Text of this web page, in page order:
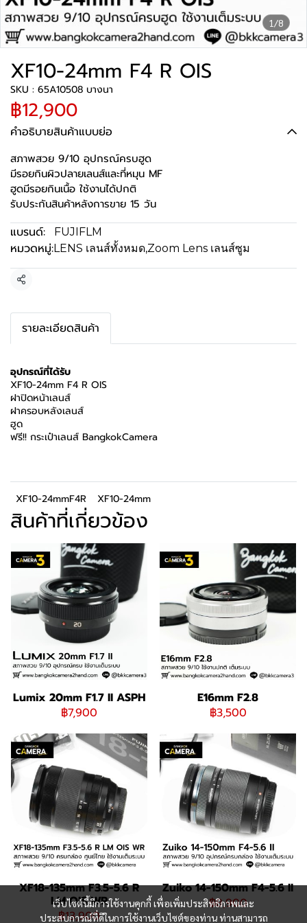
1/8
XF10-24mm F4 R OIS
SKU : 65A10508 บางนา
฿12,900
คำอธิบายสินค้าแบบย่อ
สภาพสวย 9/10 อุปกรณ์ครบฮูด
มีรอยกินผิวปลายเลนส์และที่หมุน MF
ฮูดมีรอยกินเนื้อ ใช้งานได้ปกติ
รับประกันสินค้าหลังการขาย 15 วัน
แบรนด์: FUJIFLM
หมวดหมู่:LENS เลนส์ทั้งหมด,Zoom Lens เลนส์ซูม
แชร์
รายละเอียดสินค้า
อุปกรณ์ที่ได้รับ
XF10-24mm F4 R OIS
ฝาปิดหน้าเลนส์
ฝาครอบหลังเลนส์
ฮูด
ฟรี!! กระเป๋าเลนส์ BangkokCamera
XF10-24mmF4R XF10-24mm
สินค้าที่เกี่ยวข้อง
Lumix 20mm F1.7 II ASPH
฿7,900
E16mm F2.8
฿3,500
XF18-135mm F3.5-5.6 R
LM OIS WR
฿13,900
Zuiko 14-150mm F4-5.6 II
฿8,900
เว็บไซต์นี้มีการใช้งานคุกกี้ เพื่อเพิ่มประสิทธิภาพและ
ประสบการณ์ที่ดีในการใช้งานเว็บไซต์ของท่าน ท่านสามารถ